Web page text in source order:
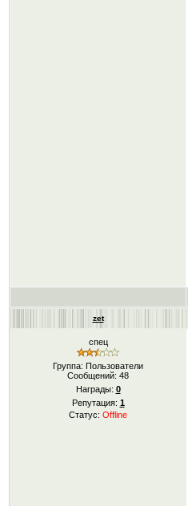
zet
спец
Группа: Пользователи
Сообщений: 48
Награды: 0
Репутация: 1
Статус: Offline